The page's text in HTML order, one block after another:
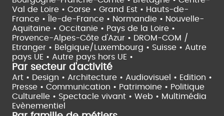
Val de Loire • Corse • Grand Est • Hauts-de-
France •
Île-de-France • Normandie • Nouvelle-
Aquitaine • Occitanie • Pays de la Loire •
Provence-Alpes-Côte d'Azur • DROM-COM /
Etranger • Belgique/Luxembourg • Suisse • Autre
pays UE • Autre pays hors UE •
Par secteur d'activité
Art • Design • Architecture • Audiovisuel • Edition •
Presse • Communication • Patrimoine • Politique
Culturelle • Spectacle vivant • Web • Multimédia
Evènementiel